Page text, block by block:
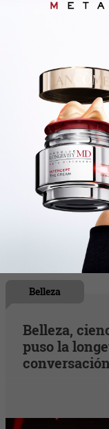
interiorismo
capaces de
Belleza
Belleza,
puso la